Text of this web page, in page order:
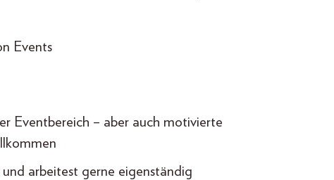
Events
Eventbereich – aber auch motivierte
arbeitest gerne eigenständig